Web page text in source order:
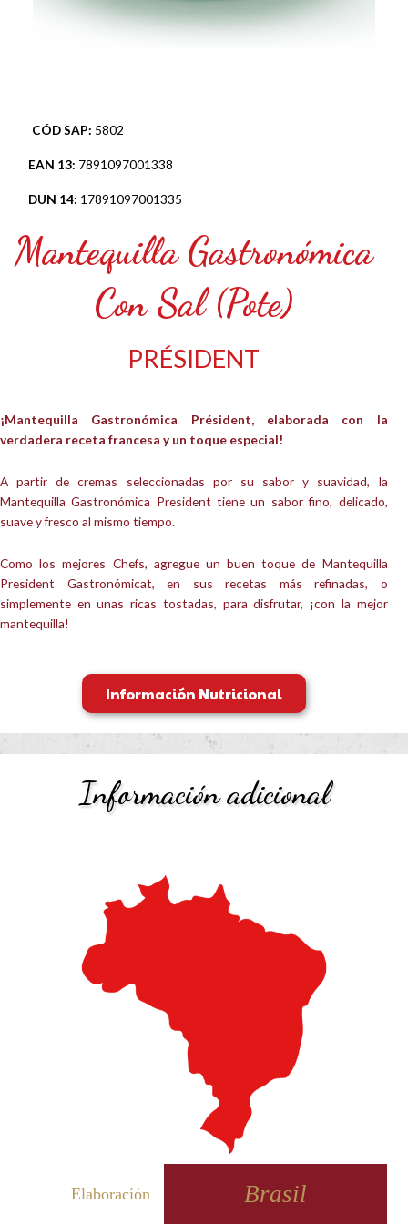
CÓD SAP: 5802
EAN 13: 7891097001338
DUN 14: 17891097001335
Mantequilla Gastronómica
Con Sal (Pote)
PRÉSIDENT
¡Mantequilla Gastronómica Président, elaborada con la
verdadera receta francesa y un toque especial!
A partir de cremas seleccionadas por su sabor y suavidad, la
Mantequilla Gastronómica President tiene un sabor fino, delicado,
suave y fresco al mismo tiempo.
Como los mejores Chefs, agregue un buen toque de Mantequilla
President Gastronómicat, en sus recetas más refinadas, o
simplemente en unas ricas tostadas, para disfrutar, ¡con la mejor
mantequilla!
Información Nutricional
Información adicional
Elaboración Brasil